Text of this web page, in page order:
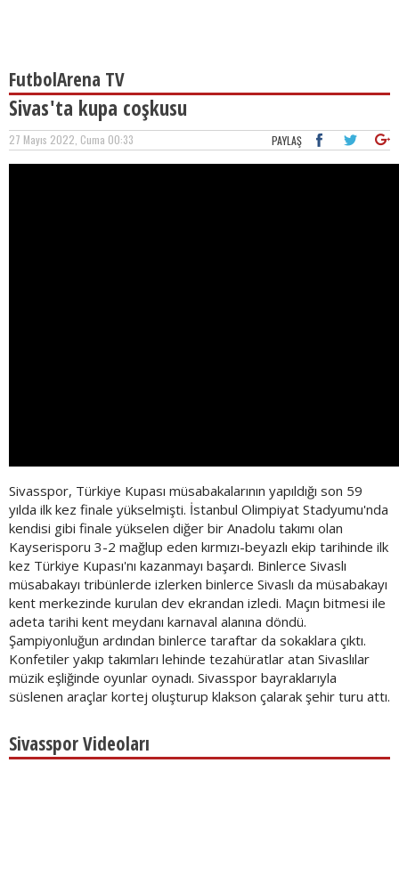
FutbolArena TV
Sivas'ta kupa coşkusu
27 Mayıs 2022, Cuma 00:33 PAYLAŞ
Sivasspor, Türkiye Kupası müsabakalarının yapıldığı son 59
yılda ilk kez finale yükselmişti. İstanbul Olimpiyat Stadyumu'nda
kendisi gibi finale yükselen diğer bir Anadolu takımı olan
Kayserisporu 3-2 mağlup eden kırmızı-beyazlı ekip tarihinde ilk
kez Türkiye Kupası'nı kazanmayı başardı. Binlerce Sivaslı
müsabakayı tribünlerde izlerken binlerce Sivaslı da müsabakayı
kent merkezinde kurulan dev ekrandan izledi. Maçın bitmesi ile
adeta tarihi kent meydanı karnaval alanına döndü.
Şampiyonluğun ardından binlerce taraftar da sokaklara çıktı.
Konfetiler yakıp takımları lehinde tezahüratlar atan Sivaslılar
müzik eşliğinde oyunlar oynadı. Sivasspor bayraklarıyla
süslenen araçlar kortej oluşturup klakson çalarak şehir turu attı.
Sivasspor Videoları